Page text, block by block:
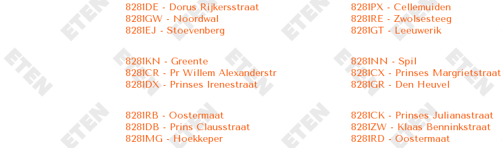
8281DE - Dorus Rijkersstraat
8281GW - Noordwal
8281EJ - Stoevenberg
8281PX - Cellemuiden
8281RE - Zwolsesteeg
8281GT - Leeuwerik
8281KN - Greente
8281CR - Pr Willem Alexanderstr
8281DX - Prinses Irenestraat
8281NN - Spil
8281CX - Prinses Margrietstraat
8281GR - Den Heuvel
8281RB - Oostermaat
8281DB - Prins Clausstraat
8281MG - Hoekkeper
8281CK - Prinses Julianastraat
8281ZW - Klaas Benninkstraat
8281RD - Oostermaat